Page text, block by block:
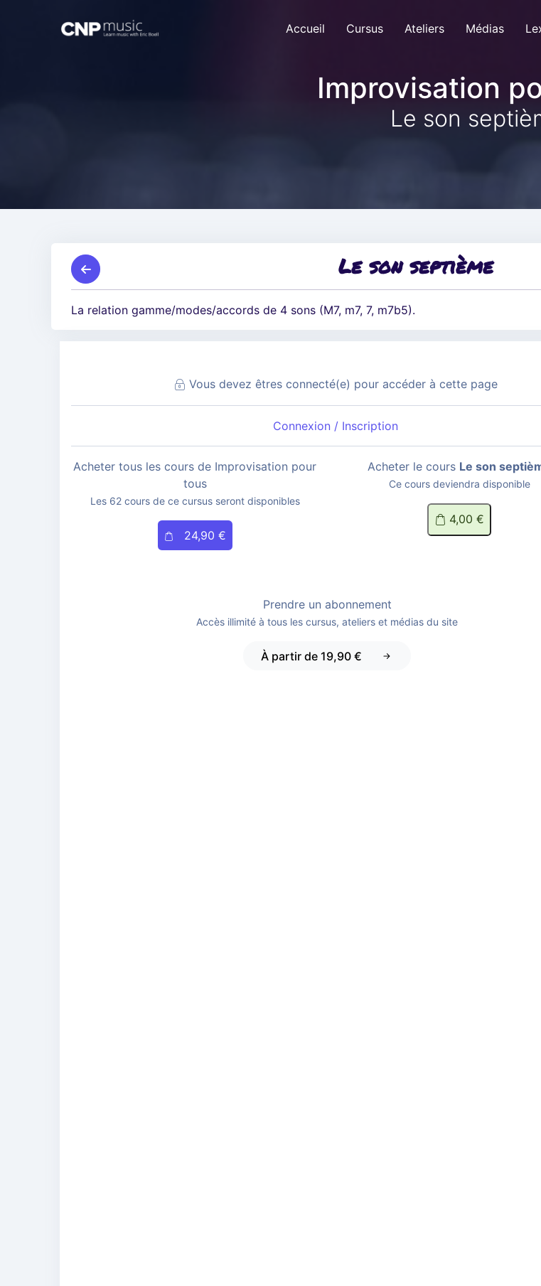
Accueil Cursus Ateliers Médias
Improvisation
Le son
Le son septième
La relation gamme/modes/accords de 4 sons (M7, m7, 7, m7b5).
Vous devez êtres connecté(e) pour accéder à cette page
Connexion / Inscription
Acheter tous les cours de Improvisation pour
tous
Les 62 cours de ce cursus seront disponibles
24,90 €
Acheter le cours Le son
Ce cours deviendra disponible
4,00 €
Prendre un abonnement
Accès illimité à tous les cursus, ateliers et médias du site
À partir de 19,90 €